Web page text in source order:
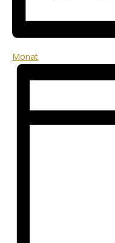
Monat